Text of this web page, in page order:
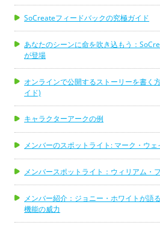
SoCreateフィードバックの究極ガイド
あなたのシーンに命を吹き込もう：
が登場
オンラインで公開するストーリーを書く
イド)
キャラクターアークの例
メンバーのスポットライト: マーク・ウェ
メンバースポットライト：ウィリアム・
メンバー紹介：ジョニー・ホワイトが語
機能の威力